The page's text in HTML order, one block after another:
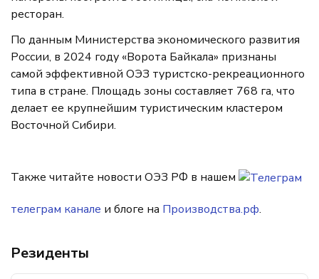
ресторан.
По данным Министерства экономического развития
России, в 2024 году «Ворота Байкала» признаны
самой эффективной ОЭЗ туристско-рекреационного
типа в стране. Площадь зоны составляет 768 га, что
делает ее крупнейшим туристическим кластером
Восточной Сибири.
Также читайте новости ОЭЗ РФ в нашем
телеграм канале и блоге на Производства.рф.
Резиденты